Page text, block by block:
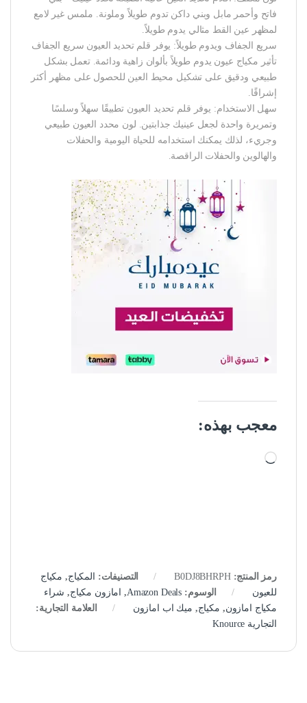
فاتح وأحمر مابل وبني داكن تدوم طويلاً وملونة. ملمس غير لامع
لمظهر عين القط مثالي يدوم طويلاً.
سريع الجفاف ويدوم طويلاً: يوفر قلم تحديد العيون سريع الجفاف
تأثير مكياج عيون يدوم طويلاً بألوان زاهية ودائمة. تعمل بشكل
طبيعي ودقيق على تشكيل محيط العين للحصول على مظهر أكثر
إشراقًا.
سهل الاستخدام: يوفر قلم تحديد العيون تطبيقًا سهلاً وسلسًا
وتمريرة واحدة لجعل عينيك جذابتين. لون محدد العيون طبيعي
وجريء، لذلك يمكنك استخدامه للحياة اليومية والحفلات
والهالوين والحفلات الراقصة.
معجب بهذه:
جاري التحميل…
رمز المنتج:B0DJ8BHRPH التصنيفات: المكياج, مكياج
للعيون
الوسوم: Amazon Deals
, امازون مكياج, شراء
مكياج امازون, مكياج, ميك اب امازون
العلامة التجارية:
التجارية Knource